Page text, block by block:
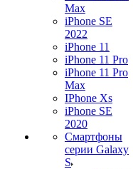
Max
iPhone SE
2022
iPhone 11
iPhone 11 Pro
iPhone 11 Pro
Max
IPhone Xs
iPhone SE
2020
Смартфоны
серии Galaxy
S